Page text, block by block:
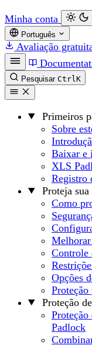
Minha conta
Português
Avaliação
Pesquisar CtrlK
Primeiros
Sobre
Baixar e
XLS
Registro
Proteja
Como
Controle
Opções
Proteção
Proteção
Padlock